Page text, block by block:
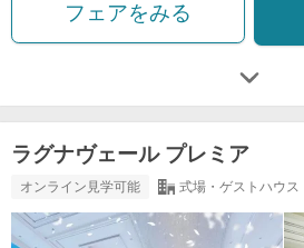
フェアをみる
ラグナヴェール プレミア
オンライン見学可能 式場・ゲストハウス